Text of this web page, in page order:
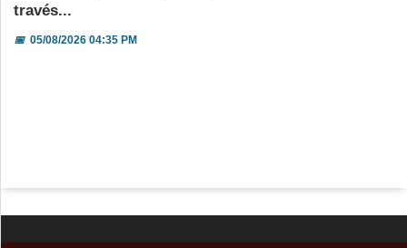
través...
📅05/08/2026 04:35 PM